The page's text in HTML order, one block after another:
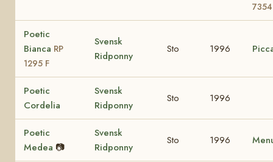
7354
Poetic
Bianca RP
1295 F
Svensk
Ridponny
Sto 1996
Poetic
Cordelia
Svensk
Ridponny
Sto 1996
Poetic
Medea 📷
Svensk
Ridponny
Sto 1996